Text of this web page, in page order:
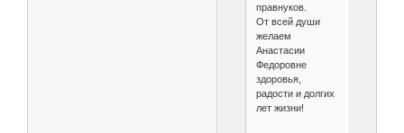
правнуков.
От всей души
желаем
Анастасии
Федоровне
здоровья,
радости и долгих
лет жизни!